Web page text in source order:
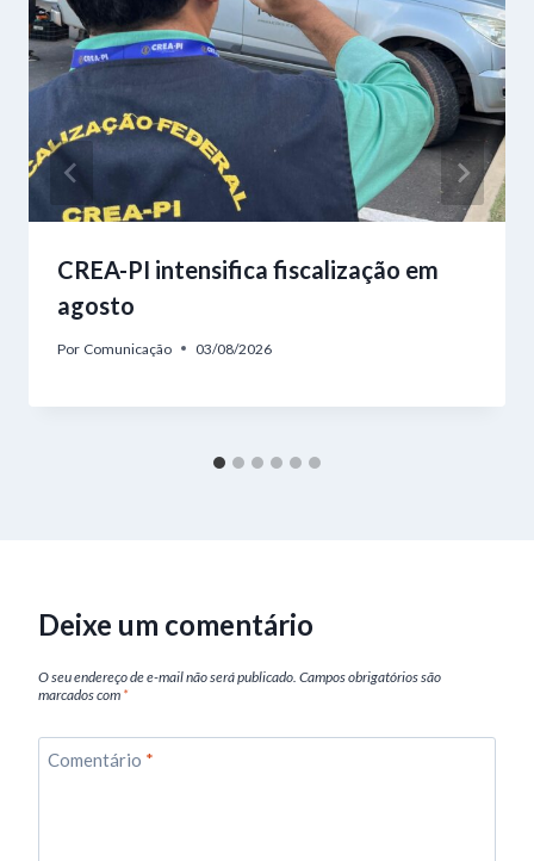
CREA-PI intensifica fiscalização em
agosto
Por Comunicação 03/08/2026
Deixe um comentário
O seu endereço de e-mail não será publicado. Campos obrigatórios são
marcados com *
Comentário *